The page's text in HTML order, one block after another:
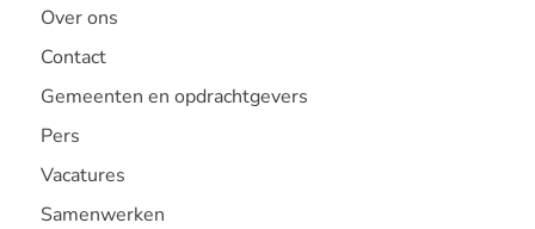
Over ons
Contact
Gemeenten en opdrachtgevers
Pers
Vacatures
Samenwerken